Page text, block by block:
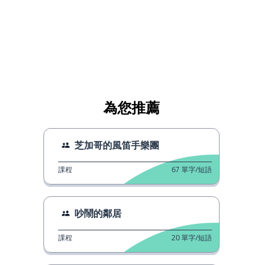
為您推薦
芝加哥的風笛手樂團
課程 67 單字/短語
吵鬧的鄰居
課程 20單字/短語